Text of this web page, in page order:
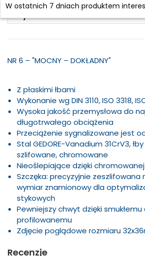
Wykonanie:
NR 6 – "MOCNY – DOKŁADNY"
Z płaskimi łbami
Wykonanie wg DIN 3110, ISO 3318,
Wysoka jakość przemysłowa do
długotrwałego obciążenia
Przeciążenie sygnalizowane jest
Stal GEDORE-Vanadium 31CrV3,
szlifowane, chromowane
Nieoślepiające dzięki
Szczęka: precyzyjnie zeszlifowana
wymiar znamionowy dla
stykowych
Pewniejszy chwyt dzięki
profilowanemu
Zdjęcie poglądowe rozmiaru
Recenzje
W ostatnich 7 dniach produktem